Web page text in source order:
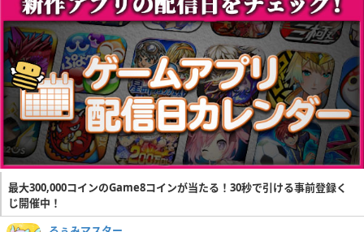
最大300,000コインのGame8コインが当たる！30秒で引ける事前登録く
じ開催中！